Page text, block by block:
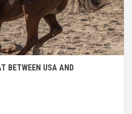
BETWEEN USA AND